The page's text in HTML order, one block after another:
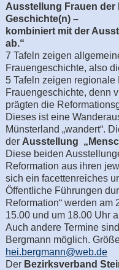
Ausstellung Frauen der
Geschichte(n) –
kombiniert mit der
ab.“
7 Tafeln zeigen
Frauengeschichte, also
5 Tafeln zeigen
Frauengeschichte, denn
prägten die
Dieses ist eine
Münsterland „wandert“.
der Ausstellung
Diese beiden
Reformation aus ihren
sich ein facettenreiches
Öffentliche Führungen
Reformation“ werden am
15.00 und um 18.00 Uhr
Auch andere Termine
Bergmann möglich.
hei.bergmann@web.de
Der Bezirksverband